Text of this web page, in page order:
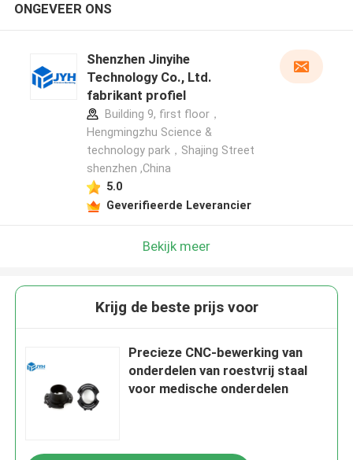
ONGEVEER ONS
Shenzhen Jinyihe
Technology Co., Ltd.
fabrikant profiel
Building 9, first floor，
Hengmingzhu Science &
technology park，Shajing Street
shenzhen ,China
5.0
Geverifieerde Leverancier
Bekijk meer
Krijg de beste prijs voor
Precieze CNC-bewerking van
onderdelen van roestvrij staal
voor medische onderdelen